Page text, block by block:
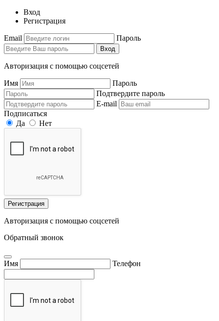
Вход
Регистрация
Email Пароль
Вход
Авторизация с помощью соцсетей
Имя
Пароль
Подтвердите пароль
E-mail
Подписаться
Да
Нет
Регистрация
Авторизация с помощью соцсетей
Обратный звонок
Имя Телефон